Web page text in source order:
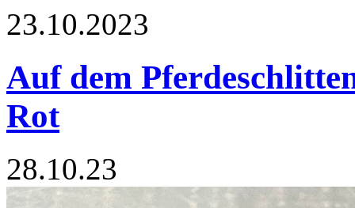
23.10.2023
Auf dem
Rot
28.10.23